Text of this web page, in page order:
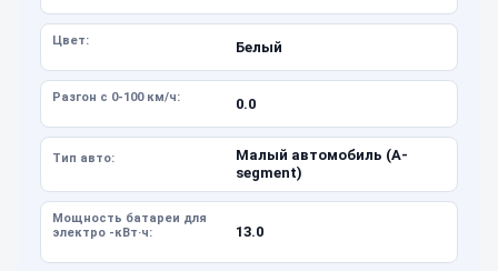
Цвет: Белый
Разгон с 0-100 км/ч: 0.0
Тип авто:
Малый автомобиль (A-
segment)
Мощность батареи для
электро -кВт·ч:
13.0